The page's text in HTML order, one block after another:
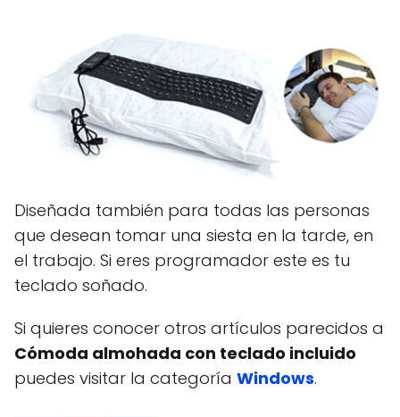
Diseñada también para todas las personas
que desean tomar una siesta en la tarde, en
el trabajo. Si eres programador este es tu
teclado soñado.
Si quieres conocer otros artículos parecidos a
Cómoda almohada con teclado incluido
puedes visitar la categoría Windows.